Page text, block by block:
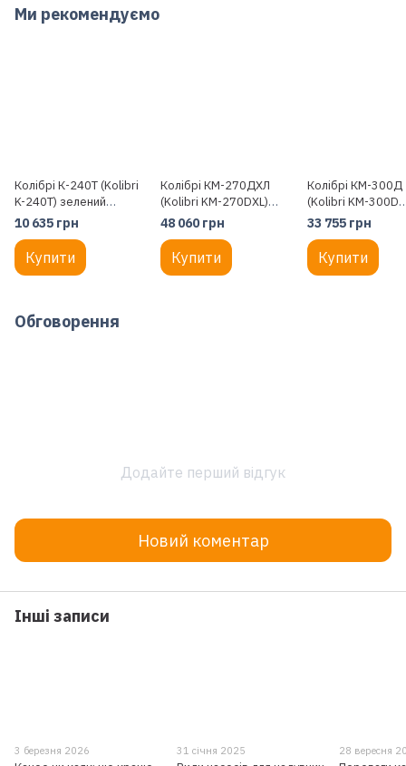
Ми рекомендуємо
Колібрі К-240Т (Kolibri
K-240T) зелений
надувний гребний
човен, без настилу
10 635 грн
Купити
Колібрі КМ-270ДХЛ
(Kolibri KM-270DXL)
моторний кільовий
надувний човен +
алюмінієвий пайол
48 060 грн
Купити
Колібрі КМ-300Д
(Kolibri KM-300D
Профі) зелений
моторний
надувний човен +
фанерний пайол
33 755 грн
Купити
Обговорення
Додайте перший відгук
Новий коментар
Інші записи
3 березня 2026 31 січня 2025 28 вересня